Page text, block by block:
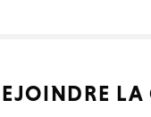
LA